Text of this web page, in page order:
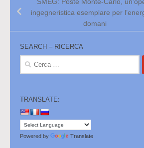
ingegneristica esemplare per
domani
SEARCH – RICERCA
Ricerca
TRANSLATE:
Powered by Translate